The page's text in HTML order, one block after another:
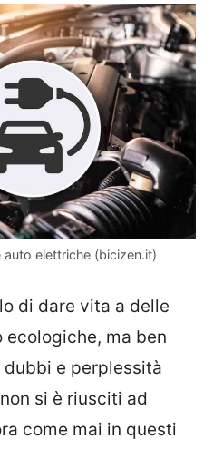
elettriche (bicizen.it)
di dare vita a delle
ma ben
e perplessità
si è riusciti ad
come mai in questi